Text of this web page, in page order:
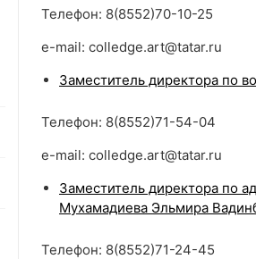
Телефон: 8(8552)70-10-25
e-mail: colledge.art@tatar.ru
Заместитель директора по
Телефон: 8(8552)71-54-04
e-mail: colledge.art@tatar.ru
Заместитель директора по
Мухамадиева Эльмира
Телефон: 8(8552)71-24-45